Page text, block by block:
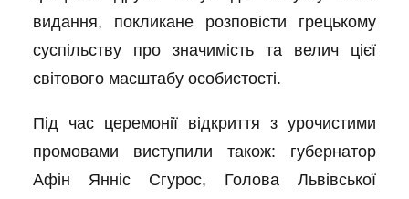
видання, покликане розповісти грецькому
суспільству про значимість та велич цієї
світового масштабу особистості.
Під час церемонії відкриття з урочистими
промовами виступили також: губернатор
Афін Янніс Сгурос, Голова Львівської